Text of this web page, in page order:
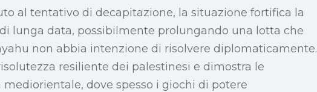
al tentativo di decapitazione, la situazione fortifica la
lunga data, possibilmente prolungando una lotta che
non abbia intenzione di risolvere diplomaticamente.
resiliente dei palestinesi e dimostra le
dove spesso i giochi di potere